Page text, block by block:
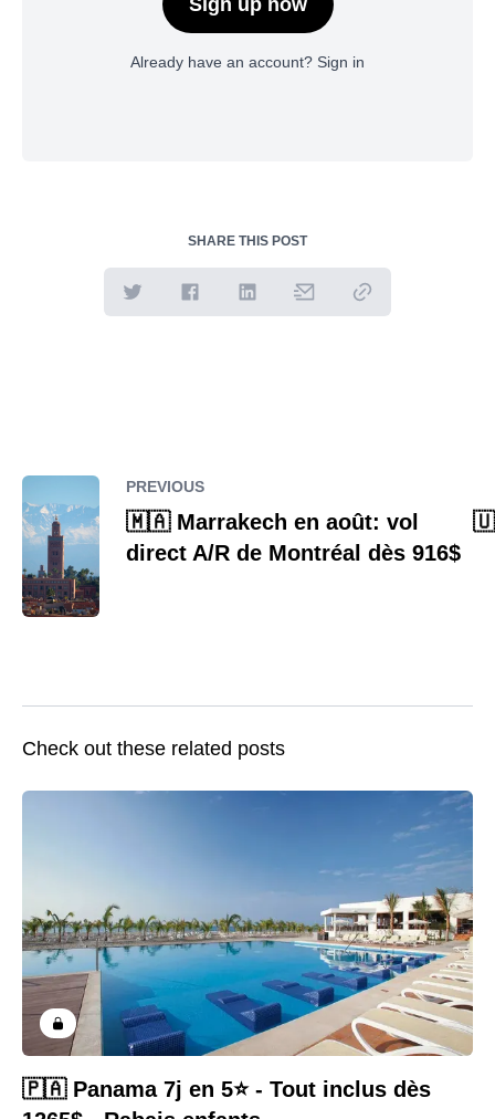
Sign up now
Already have an account? Sign in
SHARE THIS POST
PREVIOUS
🇲🇦 Marrakech en août: vol
direct A/R de Montréal dès 916$
Check out these related posts
🇵🇦 Panama 7j en 5⭐️ - Tout inclus dès